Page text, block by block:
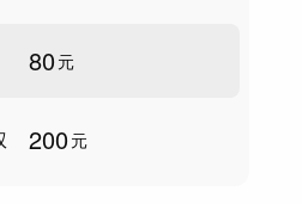
80 元
200元